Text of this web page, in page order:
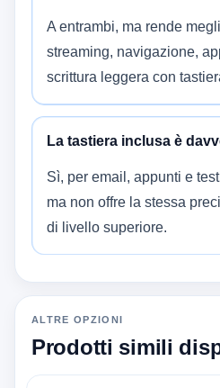
A entrambi, ma rende
streaming, navigazione,
scrittura leggera con
La tastiera inclusa è
Sì, per email, appunti e
ma non offre la stessa
di livello superiore.
ALTRE OPZIONI
Prodotti simili